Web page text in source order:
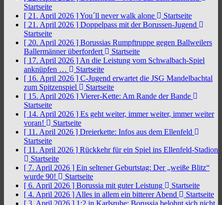
Startseite
[ 21. April 2026 ]You´ll never walk alone
Startseite
[ 21. April 2026 ] Doppelpass mit der Borussen-Jugend
Startseite
[ 20. April 2026 ] Borussias Rumpftruppe gegen Ballweilers
Ballermänner überfordert
Startseite
[ 17. April 2026 ] An die Leistung vom Schwalbach-Spiel
anknüpfen …
Startseite
[ 16. April 2026 ] C-Jugend erwartet die JSG Mandelbachtal
zum Spitzenspiel
Startseite
[ 15. April 2026 ] Vierer-Kette: Am Rande der Bande
Startseite
[ 14. April 2026 ] Es geht weiter, immer weiter, immer weiter
voran!
Startseite
[ 11. April 2026 ] Dreierkette: Infos aus dem Ellenfeld
Startseite
[ 11. April 2026 ] Rückkehr für ein Spiel ins Ellenfeld-Stadion
Startseite
[ 7. April 2026 ] Ein seltener Geburtstag: Der „weiße Blitz“
wurde 90!
Startseite
[ 6. April 2026 ] Borussia mit guter Leistung
Startseite
[ 4. April 2026 ] Alles in allem ein bitterer Abend
Startseite
[ 3. April 2026 ] 1:2 in Karlsruhe: Borussia belohnt sich nicht